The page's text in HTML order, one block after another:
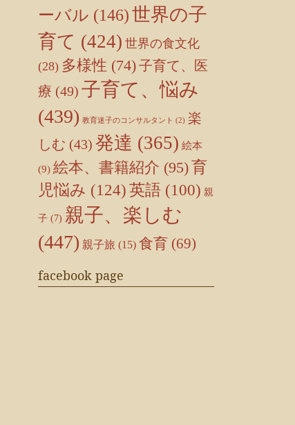
ーバル (146)世界の子
育て (424) 世界の食文化
(28) 多様性 (74)子育て、医
療 (49) 子育て、悩み
(439) 教育迷子のコンサルタント (2) 楽
しむ (43) 発達 (365) 絵本
(9) 絵本、書籍紹介 (95)育
児悩み (124) 英語 (100) 親
子 (7) 親子、楽しむ
(447) 親子旅 (15) 食育 (69)
facebook page